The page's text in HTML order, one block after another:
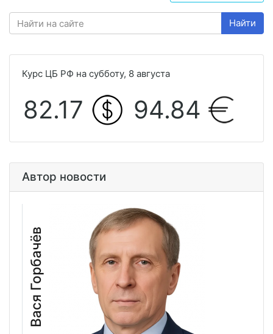
Найти
Курс ЦБ РФ на субботу, 8 августа
82.17 94.84
Автор новости
Вася Горбачёв